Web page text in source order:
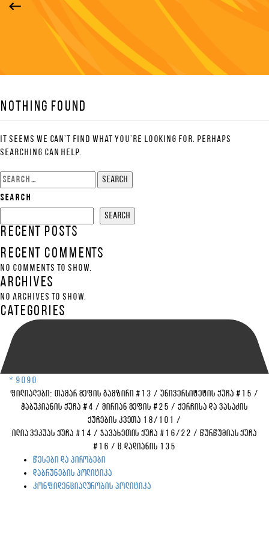
Nothing Found
It seems we can’t find what you’re looking for. Perhaps
searching can help.
Search
for:
Search
Search
Recent Posts
Recent Comments
No comments to show.
Archives
No archives to show.
Categories
* 9090
ფილიალები: თამარ მეფის გამზირი #13 / უნივერსიტეტის ქუჩა #15 /
ჭაბუკიანის ქუჩა #4 / მირიან მეფის #25 /ქერჩისა და ვასაძის
ქუჩების კვეთა 18/101 /
ილია ვეკუას ქუჩა #14 / ჯავახეთის ქუჩა #16/22 / წურწუმიას ქუჩა
#16 /ც.დადიანის 135
წესები და პირობები
დაბრუნების პოლიტიკა
კონფიდენციალურობის პოლიტიკა